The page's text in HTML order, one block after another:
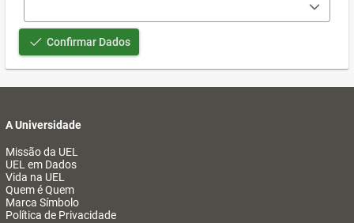
Confirmar Dados
A Universidade
Missão da UEL
UEL em Dados
Vida na UEL
Quem é Quem
Marca Símbolo
Política de Privacidade